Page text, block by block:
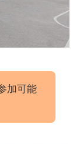
加可能